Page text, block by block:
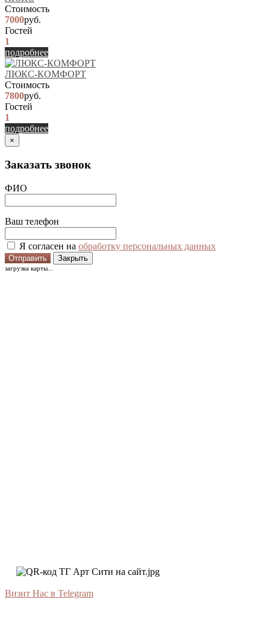
Стоимость
7000руб.
Гостей
1
подробнее
ЛЮКС-КОМФОРТ
Стоимость
7800руб.
Гостей
1
подробнее
×
Заказать звонок
ФИО
Ваш телефон
Я согласен на обработку персональных данных
Отправить Закрыть
загрузка карты...
Визит Нас в Telegram